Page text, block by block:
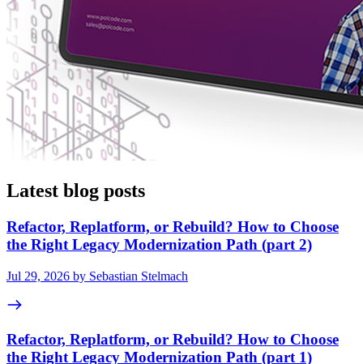
Latest blog posts
Refactor, Replatform, or Rebuild? How to Choose
the Right Legacy Modernization Path (part 2)
Jul 29, 2026 by Sebastian Stelmach
Refactor, Replatform, or Rebuild? How to Choose
the Right Legacy Modernization Path (part 1)